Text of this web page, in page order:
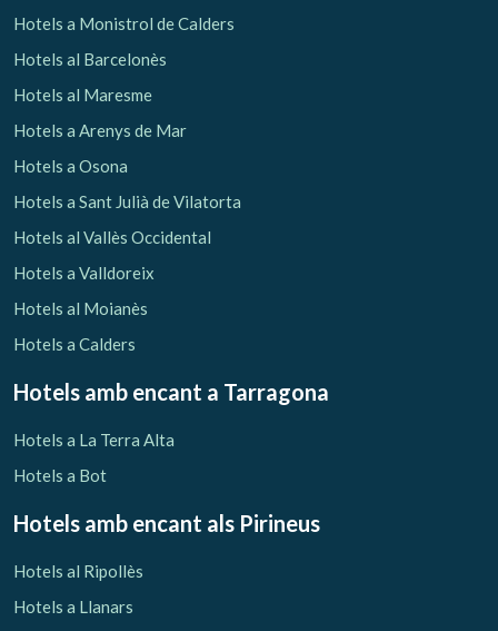
Hotels a Monistrol de Calders
Hotels al Barcelonès
Hotels al Maresme
Hotels a Arenys de Mar
Hotels a Osona
Hotels a Sant Julià de Vilatorta
Hotels al Vallès Occidental
Hotels a Valldoreix
Hotels al Moianès
Hotels a Calders
Hotels amb encant a Tarragona
Hotels a La Terra Alta
Hotels a Bot
Hotels amb encant als Pirineus
Hotels al Ripollès
Hotels a Llanars
Guardar configuració